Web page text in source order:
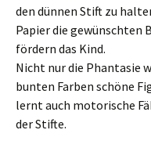
den dünnen Stift zu
Papier die gewünschten
fördern das Kind.
Nicht nur die Phantasie
bunten Farben schöne
lernt auch motorische
der Stifte.